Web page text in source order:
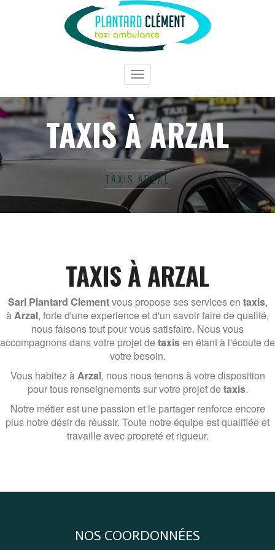
Toggle
TAXIS À ARZAL
TAXIS ARZAL
TAXIS À ARZAL
Sarl Plantard Clementvous propose ses services en taxis,
àArzal, forte d'une experience et d'un savoir faire de qualité,
nous faisons tout pour vous satisfaire. Nous vous
accompagnons dans votre projet detaxisen étant à l'écoute de
votre besoin.
Vous habitez àArzal, nous nous tenons à votre disposition
pour tous renseignements sur votre projet detaxis.
Notre métier est une passion et le partager renforce encore
plus notre désir de réussir. Toute notre équipe est qualifiée et
travaille avec propreté et rigueur.
NOS COORDONNÉES